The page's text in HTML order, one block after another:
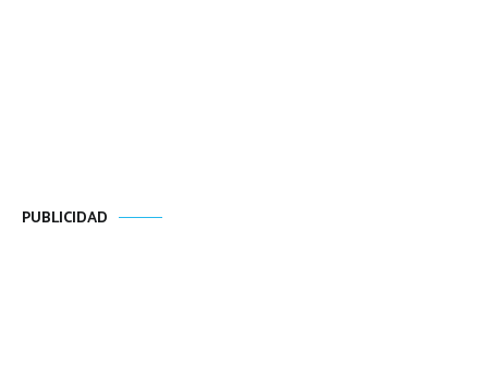
PUBLICIDAD